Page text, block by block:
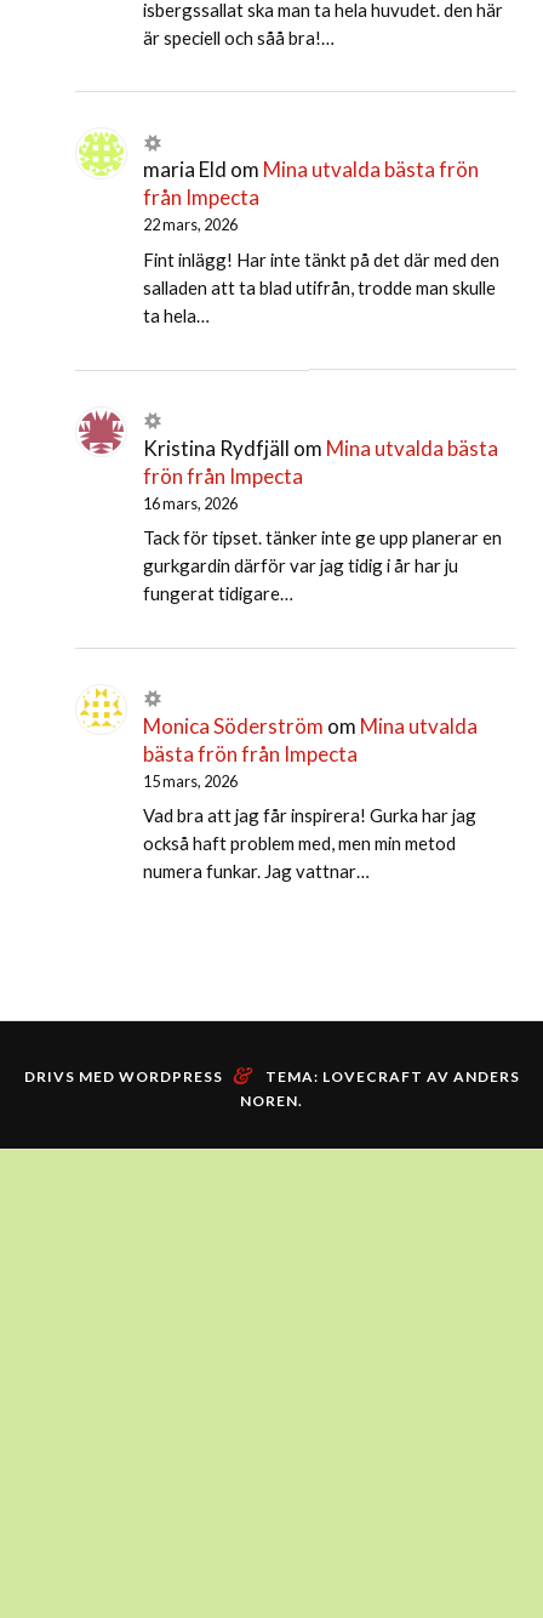
isbergssallat ska man ta hela huvudet. den här
är speciell och såå bra!…
maria Eld om Mina utvalda bästa frön
från Impecta
22 mars, 2026
Fint inlägg! Har inte tänkt på det där med den
salladen att ta blad utifrån, trodde man skulle
ta hela…
Kristina Rydfjäll om Mina utvalda bästa
frön från Impecta
16 mars, 2026
Tack för tipset. tänker inte ge upp planerar en
gurkgardin därför var jag tidig i år har ju
fungerat tidigare…
Monica Söderström om Mina utvalda
bästa frön från Impecta
15 mars, 2026
Vad bra att jag får inspirera! Gurka har jag
också haft problem med, men min metod
numera funkar. Jag vattnar…
DRIVS MED WORDPRESS & TEMA: LOVECRAFT AV ANDERS
NOREN.